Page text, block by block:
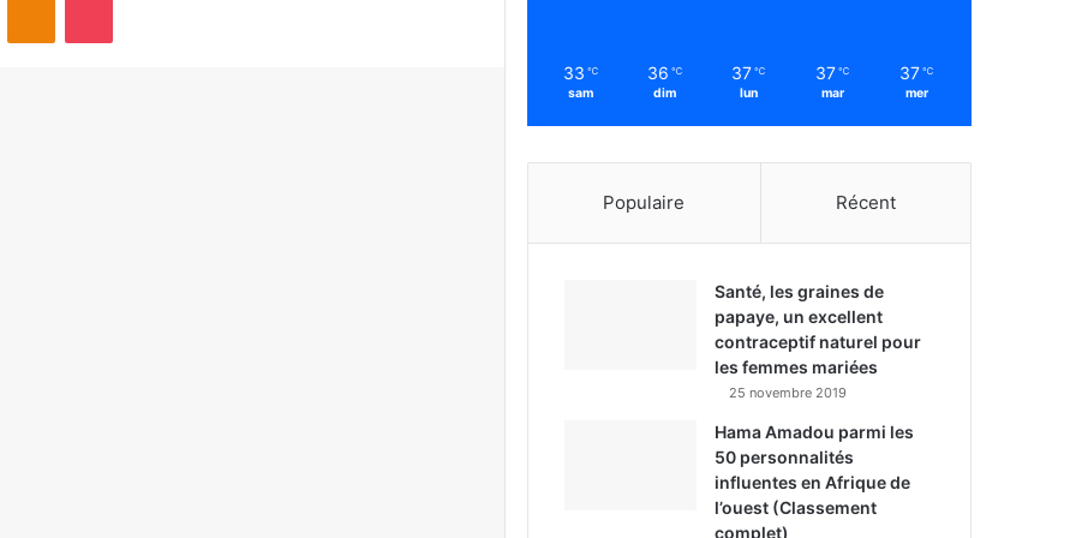
33 ℃
sam
36 ℃
dim
37 ℃
lun
37 ℃
mar
37 ℃
mer
Populaire Récent
Santé, les graines de
papaye, un excellent
contraceptif naturel pour
les femmes mariées
25 novembre 2019
Hama Amadou parmi les
50 personnalités
influentes en Afrique de
l’ouest (Classement
complet)